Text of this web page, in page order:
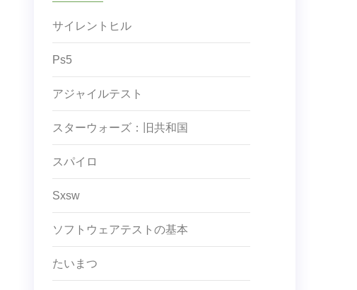
サイレントヒル
Ps5
アジャイルテスト
スターウォーズ：旧共和国
スパイロ
Sxsw
ソフトウェアテストの基本
たいまつ